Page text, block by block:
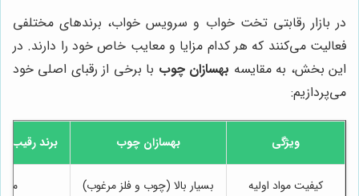
در بازار رقابتی تخت خواب و سرویس خواب، برندهای مختلفی
فعالیت می‌کنند که هر کدام مزایا و معایب خاص خود را دارند. در
این بخش، به مقایسه بهسازان چوب با برخی از رقبای اصلی خود
می‌پردازیم:
ویژگی بهسازان چوب برند رقیب 1 (مثلاً آپادانا)
کیفیت مواد اولیه بسیار بالا (چوب و فلز مرغوب)